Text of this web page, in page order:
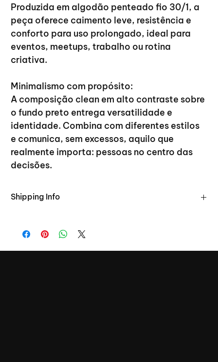
Produzida em algodão penteado fio 30/1, a
peça oferece caimento leve, resistência e
conforto para uso prolongado, ideal para
eventos, meetups, trabalho ou rotina
criativa.
Minimalismo com propósito:
A composição clean em alto contraste sobre
o fundo preto entrega versatilidade e
identidade. Combina com diferentes estilos
e comunica, sem excessos, aquilo que
realmente importa: pessoas no centro das
decisões.
Shipping Info
Haverá ponto de retirada exclusivo durante o evento